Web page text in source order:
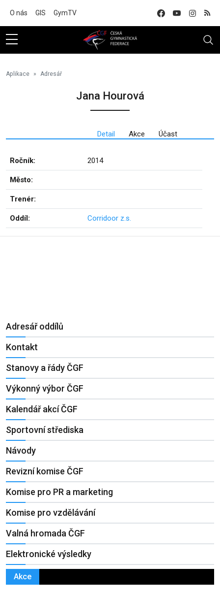
O nás GIS GymTV
Aplikace Adresář
Jana Hourová
Detail Akce Účast
Ročník: 2014
Město:
Trenér:
Oddíl: Corridoor z.s.
Adresář oddílů
Kontakt
Stanovy a řády ČGF
Výkonný výbor ČGF
Kalendář akcí ČGF
Sportovní střediska
Návody
Revizní komise ČGF
Komise pro PR a marketing
Komise pro vzdělávání
Valná hromada ČGF
Elektronické výsledky
Akce